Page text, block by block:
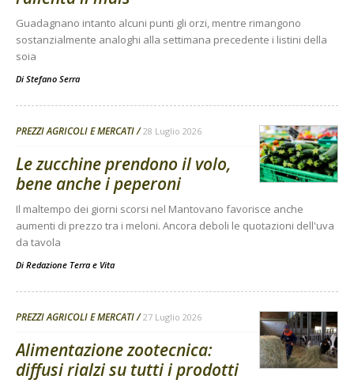
Guadagnano intanto alcuni punti gli orzi, mentre rimangono
sostanzialmente analoghi alla settimana precedente i listini della
soia
Di Stefano Serra
PREZZI AGRICOLI E MERCATI 28 Luglio 2026
Le zucchine prendono il volo,
bene anche i peperoni
Il maltempo dei giorni scorsi nel Mantovano favorisce anche
aumenti di prezzo tra i meloni. Ancora deboli le quotazioni dell'uva
da tavola
Di Redazione Terra e Vita
PREZZI AGRICOLI E MERCATI 27 Luglio 2026
Alimentazione zootecnica:
diffusi rialzi su tutti i prodotti